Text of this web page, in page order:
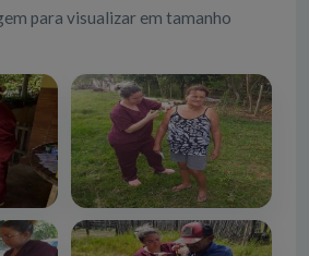
para visualizar em tamanho